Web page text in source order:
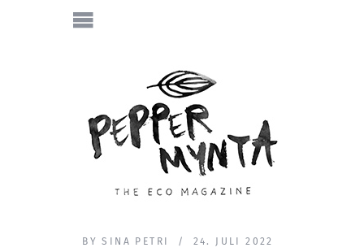
BY SINA PETRI 24. JULI 2022